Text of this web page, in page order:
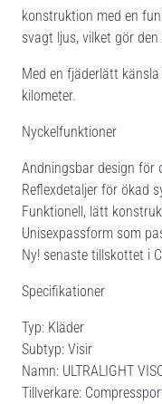
konstruktion med en
svagt ljus, vilket gör
Med en fjäderlätt
kilometer.
Nyckelfunktioner
Andningsbar design för
Reflexdetaljer för ökad
Funktionell, lätt
Unisexpassform som
Ny! senaste tillskottet i
Specifikationer
Typ: Kläder
Subtyp: Visir
Namn: ULTRALIGHT
Tillverkare: